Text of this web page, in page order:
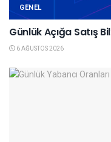
GENEL
Günlük Açığa Satış
6 AĞUSTOS 2026